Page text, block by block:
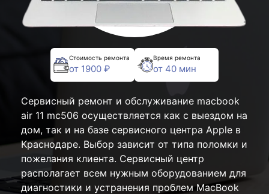
Стоимость ремонта
от 1900 ₽
Время ремонта
от 40 мин
Сервисный ремонт и обслуживание macbook
air 11 mc506 осуществляется как с выездом на
дом, так и на базе сервисного центра Apple в
Краснодаре. Выбор зависит от типа поломки и
пожелания клиента. Сервисный центр
располагает всем нужным оборудованием для
диагностики и устранения проблем MacBook